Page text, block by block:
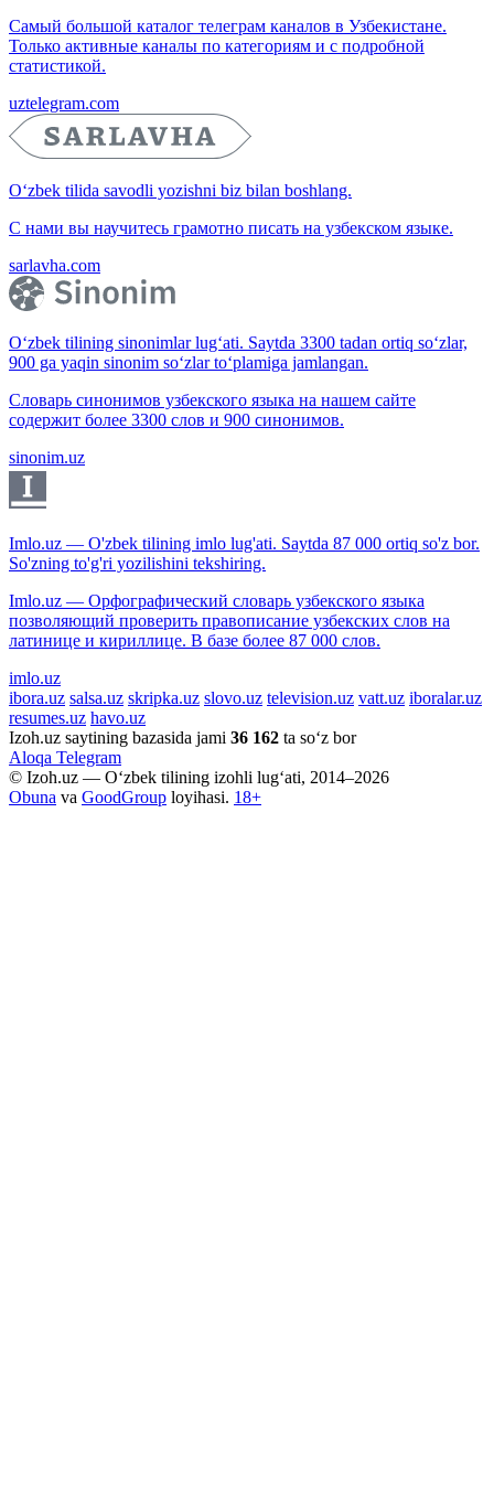
Самый большой каталог телеграм каналов в Узбекистане.
Только активные каналы по категориям и с подробной
статистикой.
uztelegram.com
O‘zbek tilida savodli yozishni biz bilan boshlang.
С нами вы научитесь грамотно писать на узбекском языке.
sarlavha.com
O‘zbek tilining sinonimlar lug‘ati. Saytda 3300 tadan ortiq so‘zlar,
900 ga yaqin sinonim so‘zlar to‘plamiga jamlangan.
Словарь синонимов узбекского языка на нашем сайте
содержит более 3300 слов и 900 синонимов.
sinonim.uz
Imlo.uz — O'zbek tilining imlo lug'ati. Saytda 87 000 ortiq so'z bor.
So'zning to'g'ri yozilishini tekshiring.
Imlo.uz — Орфографический словарь узбекского языка
позволяющий проверить правописание узбекских слов на
латинице и кириллице. В базе более 87 000 слов.
imlo.uz
ibora.uz salsa.uz skripka.uz slovo.uz television.uz vatt.uz iboralar.uz
resumes.uz havo.uz
Izoh.uz saytining bazasida jami 36 162 ta so‘z bor
Aloqa Telegram
© Izoh.uz — O‘zbek tilining izohli lug‘ati, 2014–2026
Obuna va GoodGroup loyihasi. 18+